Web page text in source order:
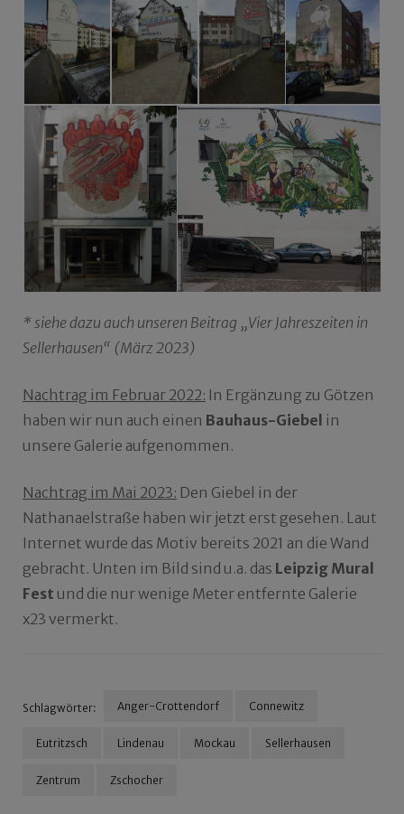
* siehe dazu auch unseren Beitrag „Vier Jahreszeiten in
Sellerhausen“ (März 2023)
Nachtrag im Februar 2022: In Ergänzung zu Götzen
haben wir nun auch einen Bauhaus-Giebel in
unsere Galerie aufgenommen.
Nachtrag im Mai 2023: Den Giebel in der
Nathanaelstraße haben wir jetzt erst gesehen. Laut
Internet wurde das Motiv bereits 2021 an die Wand
gebracht. Unten im Bild sind u.a. das Leipzig Mural
Fest und die nur wenige Meter entfernte Galerie
x23 vermerkt.
Schlagwörter: Anger-Crottendorf Connewitz
Eutritzsch Lindenau Mockau Sellerhausen
Zentrum Zschocher